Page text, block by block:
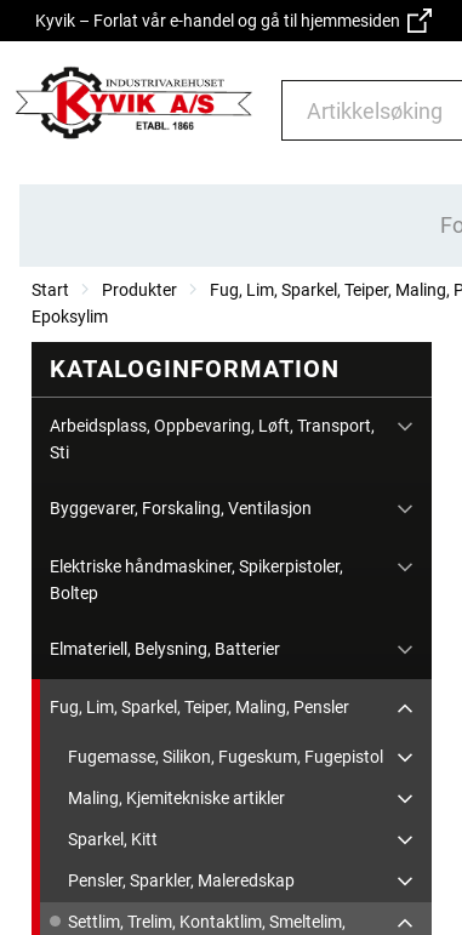
Kyvik – Forlat vår e-handel og gå til hjemmesiden
Start Produkter Fug, Lim, Sparkel, Teiper, Maling,
Epoksylim
KATALOGINFORMATION
Arbeidsplass, Oppbevaring, Løft, Transport,
Sti
Byggevarer, Forskaling, Ventilasjon
Elektriske håndmaskiner, Spikerpistoler,
Boltep
Elmateriell, Belysning, Batterier
Fug, Lim, Sparkel, Teiper, Maling, Pensler
Fugemasse, Silikon, Fugeskum, Fugepistol
Maling, Kjemitekniske artikler
Sparkel, Kitt
Pensler, Sparkler, Maleredskap
Settlim, Trelim, Kontaktlim, Smeltelim,